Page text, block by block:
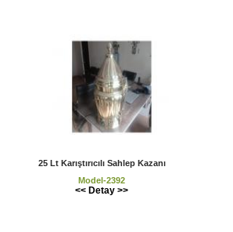
25 Lt Karıştırıcılı Sahlep Kazanı
Model-2392
<< Detay >>